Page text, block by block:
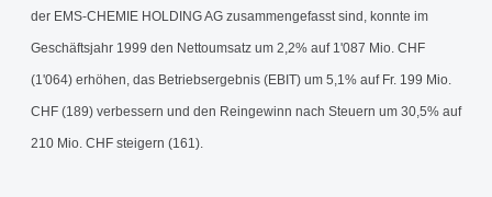
der EMS-CHEMIE HOLDING AG zusammengefasst sind, konnte im
Geschäftsjahr 1999 den Nettoumsatz um 2,2% auf 1'087 Mio. CHF
(1'064) erhöhen, das Betriebsergebnis (EBIT) um 5,1% auf Fr. 199 Mio.
CHF (189) verbessern und den Reingewinn nach Steuern um 30,5% auf
210 Mio. CHF steigern (161).